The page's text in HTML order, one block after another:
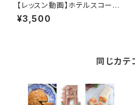
【レッスン動画】ホテルスコーン
（レシピ・資料付き）
¥3,500
同じカテ